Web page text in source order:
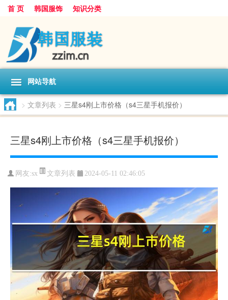
首 页 韩国服饰 知识分类
网站导航
> 文章列表 > 三星s4刚上市价格（s4三星手机报价）
三星s4刚上市价格（s4三星手机报价）
网友:sx 文章列表 2024-05-11 02:46:05